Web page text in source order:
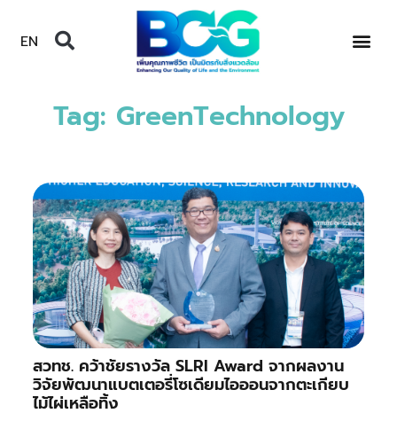
EN
Tag: GreenTechnology
สวทช. คว้าชัยรางวัล SLRI Award จากผลงาน
วิจัยพัฒนาแบตเตอรี่โซเดียมไอออนจากตะเกียบ
ไม้ไผ่เหลือทิ้ง